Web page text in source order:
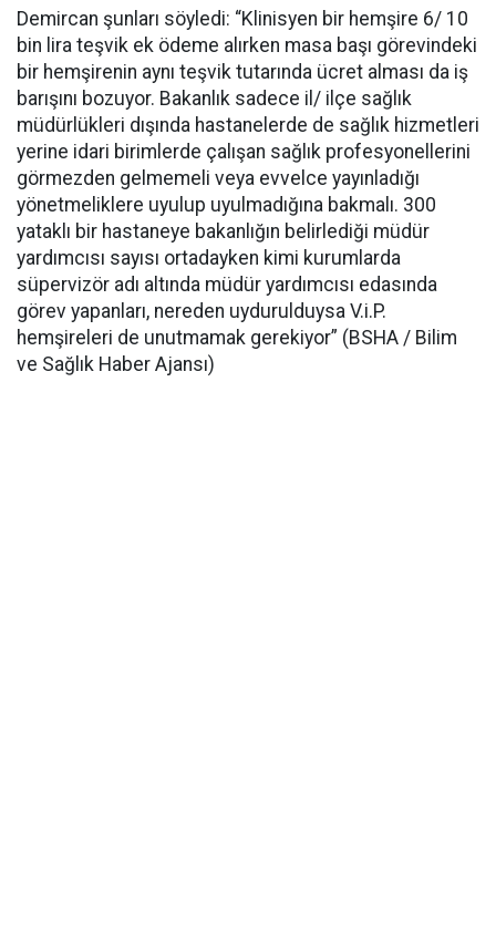
Demircan şunları söyledi: “Klinisyen bir hemşire 6/ 10
bin lira teşvik ek ödeme alırken masa başı görevindeki
bir hemşirenin aynı teşvik tutarında ücret alması da iş
barışını bozuyor. Bakanlık sadece il/ ilçe sağlık
müdürlükleri dışında hastanelerde de sağlık hizmetleri
yerine idari birimlerde çalışan sağlık profesyonellerini
görmezden gelmemeli veya evvelce yayınladığı
yönetmeliklere uyulup uyulmadığına bakmalı. 300
yataklı bir hastaneye bakanlığın belirlediği müdür
yardımcısı sayısı ortadayken kimi kurumlarda
süpervizör adı altında müdür yardımcısı edasında
görev yapanları, nereden uydurulduysa V.i.P.
hemşireleri de unutmamak gerekiyor” (BSHA / Bilim
ve Sağlık Haber Ajansı)